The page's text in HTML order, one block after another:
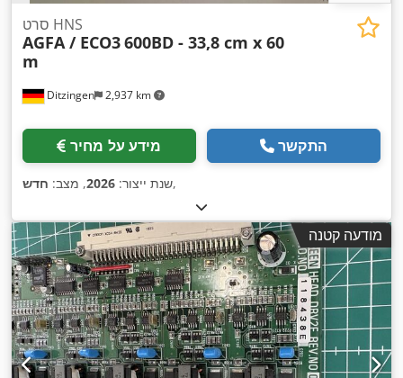
Ditzingen 2,937 km
סרט HNS
AGFA / ECO3600BD - 33,8 cm x 60
m
מידע על מחיר התקשר
שנת ייצור: 2026, מצב: חדש ,
מודעה קטנה